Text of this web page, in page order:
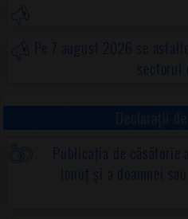
A478 - N.C. 25352, N.C. 25353, DN 1
Pe 7 august 2026 se
sectorul
Publicația de căsătorie
Ionuț și a doamnei